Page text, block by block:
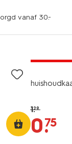
vanaf 30.-
1.29
0.
75